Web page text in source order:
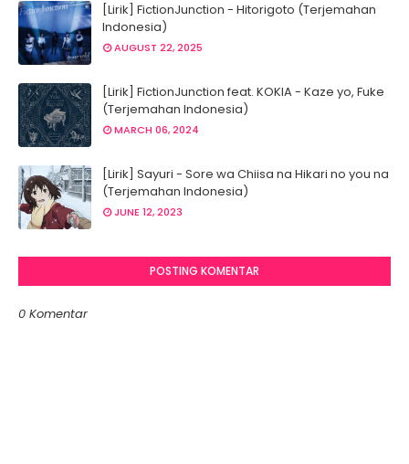
[Lirik] FictionJunction - Hitorigoto (Terjemahan
Indonesia)
AUGUST 22, 2025
[Lirik] FictionJunction feat. KOKIA - Kaze yo, Fuke
(Terjemahan Indonesia)
MARCH 06, 2024
[Lirik] Sayuri - Sore wa Chiisa na Hikari no you na
(Terjemahan Indonesia)
JUNE 12, 2023
POSTING KOMENTAR
0 Komentar